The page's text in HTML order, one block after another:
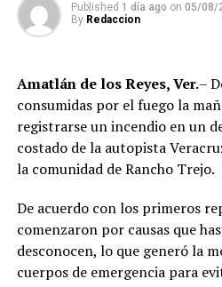
Mientras se desarrollaban las
incidentes o alteraciones al
La movilización policiaca llamó
habitantes de la zona y
cerca del reclusorio, debido a la
Hasta el cierre de esta edición,
habían emitido información
operativo ni sobre posibles
Published 1 día ago on 05/08/
By Redaccion
Amatlán de los Reyes, Ver.–
consumidas por el fuego la
registrarse un incendio en un
costado de la autopista
la comunidad de Rancho Trejo.
De acuerdo con los primeros
comenzaron por causas que
desconocen, lo que generó la
cuerpos de emergencia para